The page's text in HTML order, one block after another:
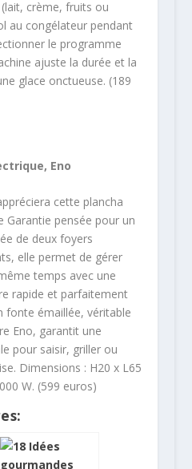
crème, fruits ou
au congélateur pendant
le programme
ajuste la durée et la
glace onctueuse. (189
Eno
cette plancha
Garantie pensée pour un
de deux foyers
elle permet de gérer
temps avec une
rapide et parfaitement
fonte émaillée, véritable
Eno, garantit une
pour saisir, griller ou
Dimensions : H20 x L65
W. (599 euros)